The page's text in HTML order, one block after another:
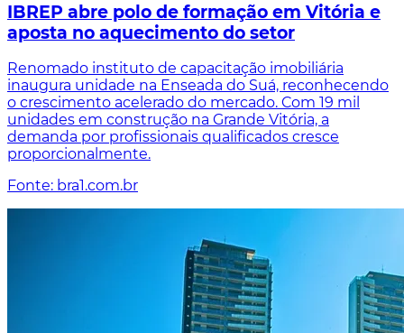
IBREP abre polo de formação em Vitória e
aposta no aquecimento do setor
Renomado instituto de capacitação imobiliária
inaugura unidade na Enseada do Suá, reconhecendo
o crescimento acelerado do mercado. Com 19 mil
unidades em construção na Grande Vitória, a
demanda por profissionais qualificados cresce
proporcionalmente.
Fonte: bra1.com.br